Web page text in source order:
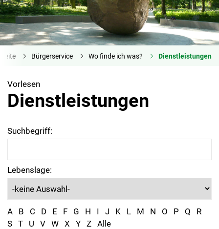
Bürgerservice Wo finde ich was? Dienstleistungen
Vorlesen
Dienstleistungen
Suchbegriff:
Lebenslage:
A B C D E F G H I J K L M N O P Q
R
S T U V W X Y Z Alle